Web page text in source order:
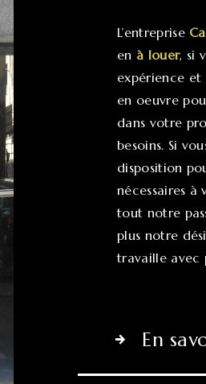
L’entreprise
en à louer, si
expérience et
en oeuvre
dans votre
besoins. Si
disposition
nécessaires
tout notre
plus notre
travaille avec
En